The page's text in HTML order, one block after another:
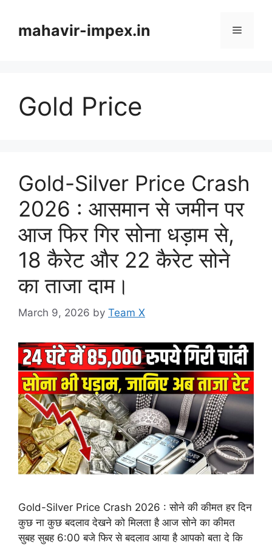
contentmahavir-impex.in Menu
Gold Price
Gold-Silver Price Crash
2026 : आसमान से जमीन पर
आज फिर गिर सोना धड़ाम से,
18 कैरेट और 22 कैरेट सोने
का ताजा दाम।
March 9, 2026 by Team X
Gold-Silver Price Crash 2026 : सोने की कीमत हर दिन
कुछ ना कुछ बदलाव देखने को मिलता है आज सोने का कीमत
सुबह सुबह 6:00 बजे फिर से बदलाव आया है आपको बता दे कि